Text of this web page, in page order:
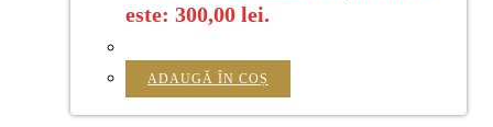
este: 300,00 lei.
ADAUGĂ ÎN COȘ